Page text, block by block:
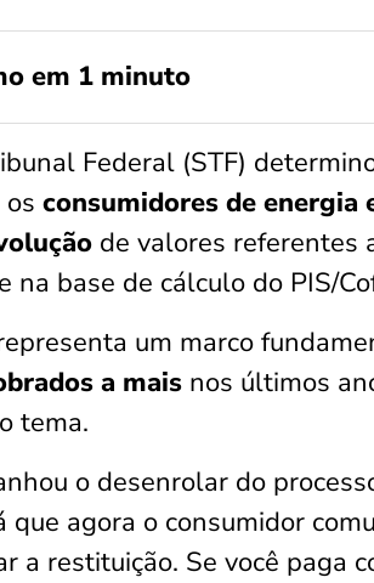
em 1 minuto
Federal (STF)
consumidores de energia
de valores referentes
na base de cálculo do PIS/
um marco
a mais nos últimos
tema.
o desenrolar do
que agora o consumidor
a restituição. Se você paga